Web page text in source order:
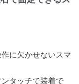
に欠かせないスマ
タッチで装着で